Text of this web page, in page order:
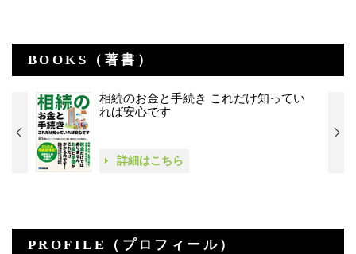
BOOKS（著書）
相続のお金と手続き これだけ知ってい
れば安心です
詳細はこちら
PROFILE（プロフィール）